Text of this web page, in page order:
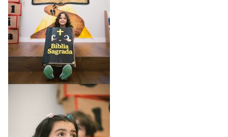
no número (62) 3395-
8002.
Estou ciente - Fechar Aviso